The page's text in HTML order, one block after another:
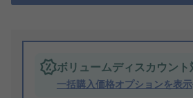
ボリュームディスカウン
一括購入価格オプションを表示